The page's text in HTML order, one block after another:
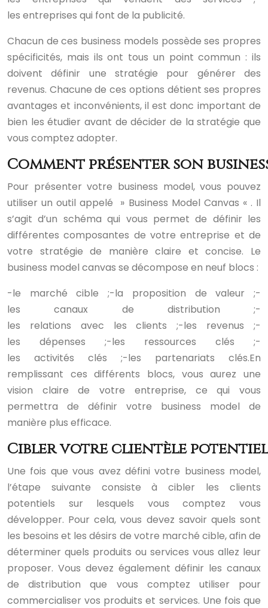
les entreprises qui font de la publicité.
Chacun de ces business models possède ses propres
spécificités, mais ils ont tous un point commun : ils
doivent définir une stratégie pour générer des
revenus. Chacune de ces options détient ses propres
avantages et inconvénients, il est donc important de
bien les étudier avant de décider de la stratégie que
vous comptez adopter.
Comment présenter son
Pour présenter votre business model, vous pouvez
utiliser un outil appelé » Business Model Canvas « . Il
s’agit d’un schéma qui vous permet de définir les
différentes composantes de votre entreprise et de
votre stratégie de manière claire et concise. Le
business model canvas se décompose en neuf blocs :
-le marché cible ;-la proposition de valeur ;-
les canaux de distribution ;-
les relations avec les clients ;-les revenus ;-
les dépenses ;-les ressources clés ;-
les activités clés ;-les partenariats clés.En
remplissant ces différents blocs, vous aurez une
vision claire de votre entreprise, ce qui vous
permettra de définir votre business model de
manière plus efficace.
Cibler votre clientèle
Une fois que vous avez défini votre business model,
l’étape suivante consiste à cibler les clients
potentiels sur lesquels vous comptez vous
développer. Pour cela, vous devez savoir quels sont
les besoins et les désirs de votre marché cible, afin de
déterminer quels produits ou services vous allez leur
proposer. Vous devez également définir les canaux
de distribution que vous comptez utiliser pour
commercialiser vos produits et services. Une fois que